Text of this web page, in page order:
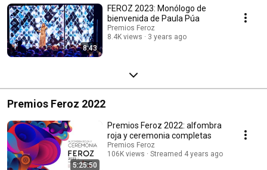
8:43
FEROZ 2023: Monólogo de
bienvenida de Paula Púa
Premios Feroz
8.4K views
3 years ago
Premios Feroz 2022
5:25:50
Premios Feroz 2022: alfombra
roja y ceremonia completas
Premios Feroz
106K views
Streamed 4 years ago